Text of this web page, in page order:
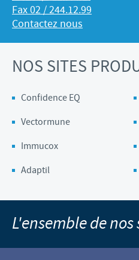
Fax 02 / 244.12.99
Contactez nous
NOS SITES
Confidence EQ
Vectormune
Immucox
Adaptil
L'ensemble de nos